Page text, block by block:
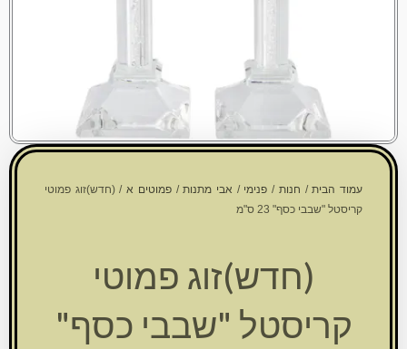
עמוד הבית/חנות/ פנימי/ אבי מתנות/ פמוטים א/ (חדש)זוג פמוטי
קריסטל "שבבי כסף" 23 ס"מ
(חדש)זוג פמוטי
קריסטל "שבבי כסף"